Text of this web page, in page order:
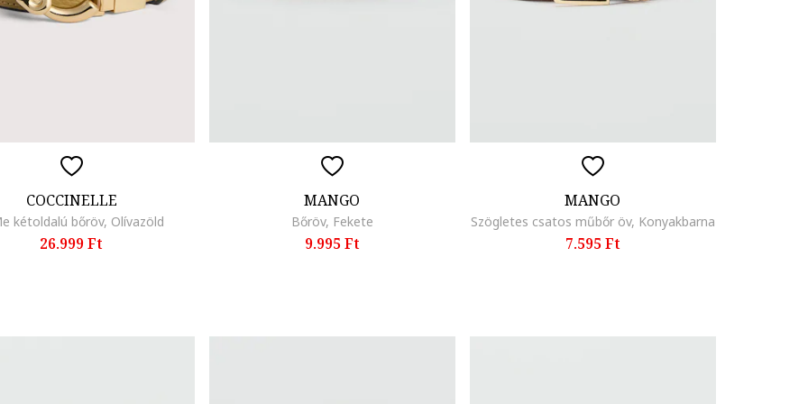
COCCINELLE
kétoldalú bőröv, Olívazöld
26.999 Ft
MANGO
Bőröv, Fekete
9.995 Ft
MANGO
Szögletes csatos műbőr öv, Konyakbarna
7.595 Ft